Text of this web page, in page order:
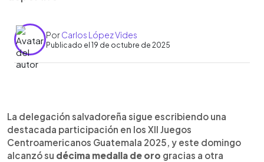
PorCarlos López Vides
Publicado el 19 de octubre de 2025
Escuchar artículo
La delegación salvadoreña sigue escribiendo una
destacada participación en los XII Juegos
Centroamericanos Guatemala 2025, y este domingo
alcanzó su décima medalla de oro gracias a otra